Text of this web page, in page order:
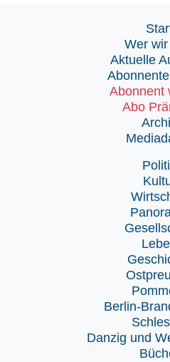
Wer wir
Aktuelle
Abonnent
Abo
Berlin-
Danzig und